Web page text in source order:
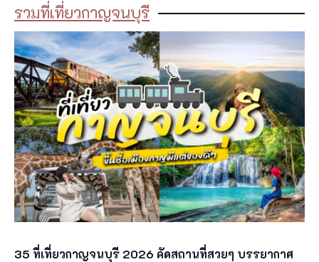
รวมที่เที่ยวกาญจนบุรี
35 ที่เที่ยวกาญจนบุรี 2026 คัดสถานที่สวยๆ บรรยากาศ